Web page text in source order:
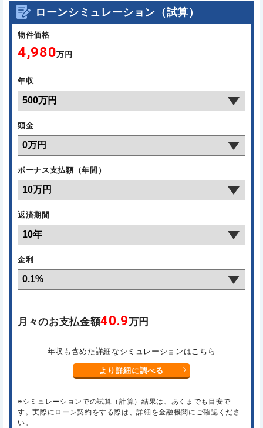
ローンシミュレーション（試算）
物件価格
4,980万円
年収
頭金
ボーナス支払額（年間）
返済期間
金利
月々のお支払金額40.9万円
年収も含めた詳細なシミュレーションはこちら
より詳細に調べる
※シミュレーションでの試算（計算）結果は、あくまでも目安で
す。実際にローン契約をする際は、詳細を金融機関にご確認くださ
い。